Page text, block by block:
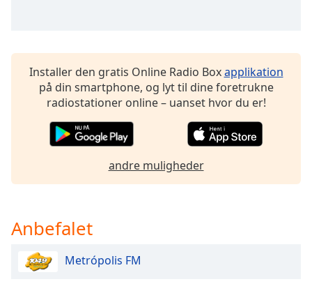
Caption
Background
Size
Installer den gratis Online Radio Boxapplikation
på din smartphone, og lyt til dine foretrukne
radiostationer online – uanset hvor du er!
andre muligheder
Anbefalet
Metrópolis FM